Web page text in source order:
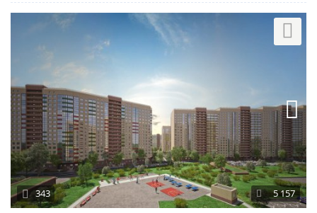
5 157
343